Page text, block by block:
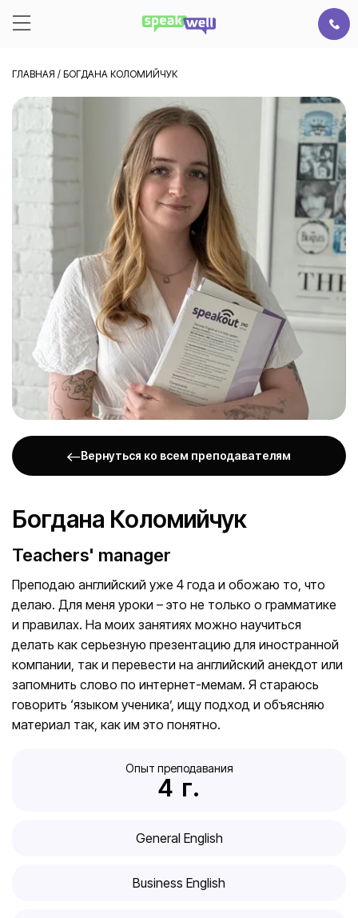
ГЛАВНАЯ / БОГДАНА КОЛОМИЙЧУК
Вернуться ко всем преподавателям
Богдана Коломийчук
Teachers' manager
Преподаю английский уже 4 года и обожаю то, что
делаю. Для меня уроки – это не только о грамматике
и правилах. На моих занятиях можно научиться
делать как серьезную презентацию для иностранной
компании, так и перевести на английский анекдот или
запомнить слово по интернет-мемам. Я стараюсь
говорить ‘языком ученика’, ищу подход и объясняю
материал так, как им это понятно.
Опыт преподавания
4
  г.
General English
Business English